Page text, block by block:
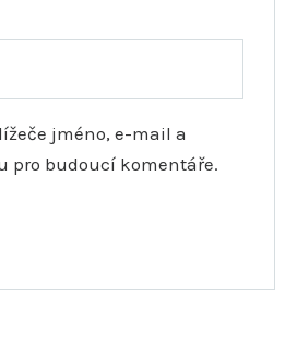
jméno, e-mail a
pro budoucí komentáře.